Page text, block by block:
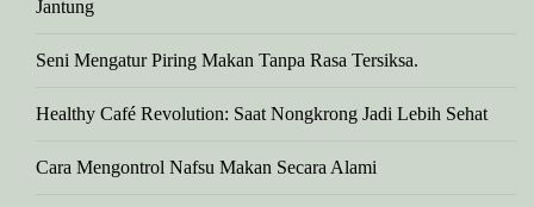
Jantung
Seni Mengatur Piring Makan Tanpa Rasa Tersiksa.
Healthy Café Revolution: Saat Nongkrong Jadi Lebih Sehat
Cara Mengontrol Nafsu Makan Secara Alami